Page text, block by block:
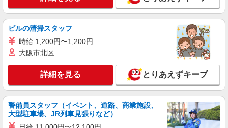
キープ 詳細を見る
派遣社員
株式会社トラストグロース 新宿本社 第2営業部
特別養護老人ホームでの看護師
時給：2150〜2300円 ※資格や経験面などによ
る
神奈川県川崎市川崎区
キープ 詳細を見る
ビルの清掃スタッフ
時給 1,200円〜1,200円
大阪市北区
詳細を見る とりあえずキープ
警備員スタッフ（イベント、道路、商業施設、
大型駐車場、JR列車見張りなど）